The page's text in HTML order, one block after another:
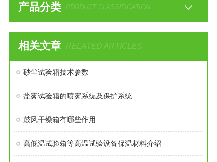
产品分类 PRODUCT CLASSIFICATION
相关文章 RELATED ARTICLES
砂尘试验箱技术参数
盐雾试验箱的喷雾系统及保护系统
鼓风干燥箱有哪些作用
高低温试验箱等高温试验设备保温材料介绍